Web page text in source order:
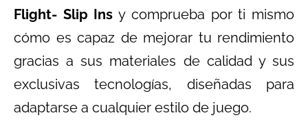
Flight- Slip Ins y comprueba por ti mismo
cómo es capaz de mejorar tu rendimiento
gracias a sus materiales de calidad y sus
exclusivas tecnologías, diseñadas para
adaptarse a cualquier estilo de juego.